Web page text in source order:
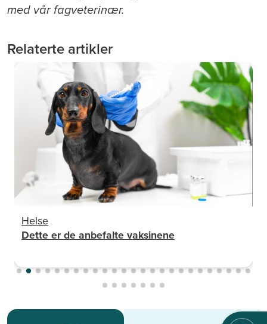
med vår fagveterinær.
Relaterte artikler
Helse
Dette er de anbefalte vaksinene